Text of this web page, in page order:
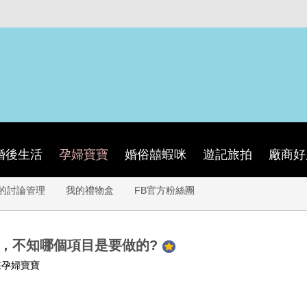
後生活 孕婦寶寶 婚俗囍蝦咪 遊記旅拍 廠商
討論管理 我的禮物盒 FB官方粉絲團
不知哪個項目是要做的?
婦寶寶